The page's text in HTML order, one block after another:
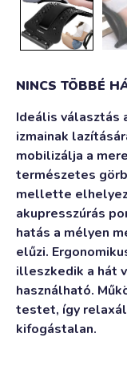
NINCS TÖBBÉ
Ideális választás
izmainak
mobilizálja a
természetes
mellette
akupresszúrás
hatás a mélyen
elűzi.
illeszkedik a hát
használható.
testet, így
kifogástalan.